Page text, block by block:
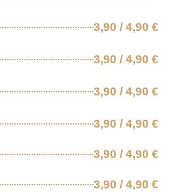
3,90 / 4,90 €
3,90 / 4,90 €
3,90 / 4,90 €
3,90 / 4,90 €
3,90 / 4,90 €
3,90 / 4,90 €